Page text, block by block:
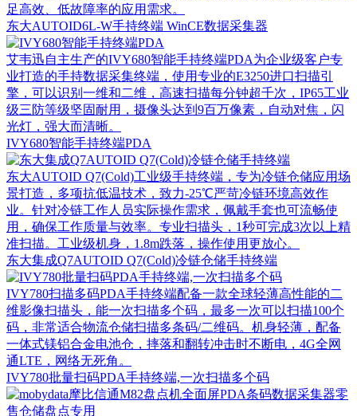
足高效、低故障率的应用需求。
东大AUTOID6L-W手持终端 WinCE数据采集器
艾韦迅自主生产的IVY680智能手持终端PDA为企业级客户专
业打造的手持数据采集终端，使用专业的E3250进口扫描引
擎，可以识别一维和二维，高速扫描每分钟超千次，IP65工业
级三防等级坚固耐用，摄像头达到9百万像素，自动对焦，闪
光灯，强大而清晰。
IVY680智能手持终端PDA
东大AUTOID Q7(Cold)工业级手持终端，专为冷链仓储应用场
景打造，多项抗低温技术，致力-25℃严苛冷链环境高效作
业。针对冷链工作人员实际操作需求，佩戴手套也可流畅使
用，确保工作质量与效率。专业扫描头，1秒可完成3次以上精
准扫描。工业级机身，1.8m跌落，操作使用更放心。
东大集成Q7AUTOID Q7(Cold)冷链仓储手持终端
IVY780扫描多码PDA手持终端配备一款全球轻薄高性能的二
维影像扫描头，能一次扫描多个码，最多一次可以扫描100个
码，非常适合物流仓储扫描多条码/二维码。机身轻薄，配备
一体式镁铝合金电池仓，摔落和翻转冲击时不断电，4G全网
通LTE，网络无死角。
IVY780批量扫码PDA手持终端,一次扫描多个码